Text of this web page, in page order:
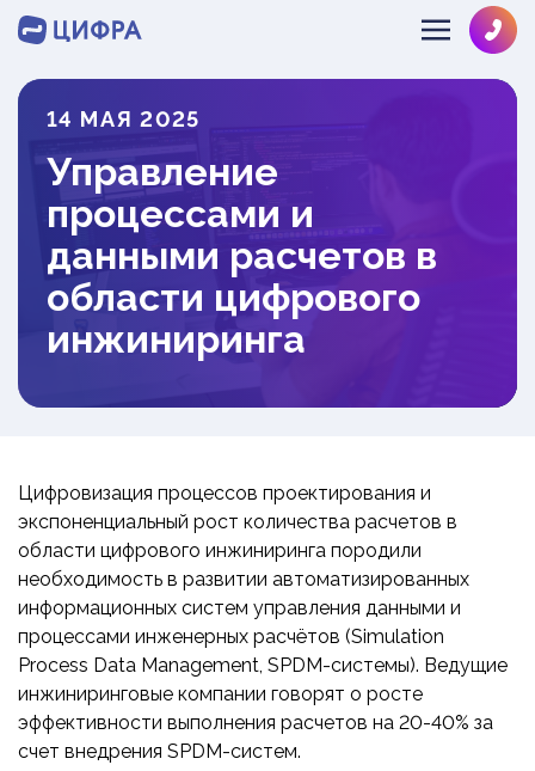
О КОМПАНИИ
ЛИЦЕНЗИИ
КОМАНДА
НАПРАВЛЕНИЯ
ГИДРОГАЗОДИНАМИКА
ДИНАМИКА И ПРОЧНОСТЬ
РАЗРАБОТКА ПО
ОТРАСЛИ
МАШИНОСТРОЕНИЕ
СТРОИТЕЛЬСТВО
ПРИБОРОСТРОЕНИЕ
ТРАНСПОРТ
ТУРБОМАШИНЫ
ВЕНТИЛЯЦИЯ И КЛИМАТ
МАТЕРИАЛЫ И ТЕХНОЛОГИИ
БИОТЕХНОЛОГИИ
ИНФОЦЕНТР
ВЕБИНАРЫ
ПУБЛИКАЦИИ
SOLVE@MULTIPHYSICS.RU
+78126484286
14 МАЯ 2025
Управление
процессами и
данными расчетов в
области цифрового
инжиниринга
Цифровизация процессов проектирования и
экспоненциальный рост количества расчетов в
области цифрового инжиниринга породили
необходимость в развитии автоматизированных
информационных систем управления данными и
процессами инженерных расчётов (Simulation
Process Data Management, SPDM-системы). Ведущие
инжиниринговые компании говорят о росте
эффективности выполнения расчетов на 20-40% за
счет внедрения SPDM-систем.